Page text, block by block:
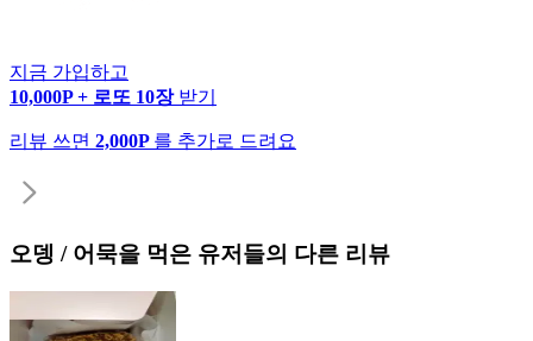
지금 가입하고
10,000P + 로또 10장 받기
리뷰 쓰면 2,000P 를 추가로 드려요
오뎅 / 어묵을 먹은 유저들의 다른 리뷰